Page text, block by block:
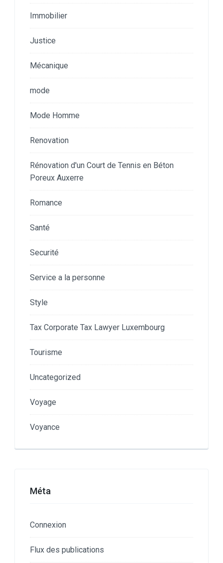
Immobilier
Justice
Mécanique
mode
Mode Homme
Renovation
Rénovation d'un Court de Tennis en Béton
Poreux Auxerre
Romance
Santé
Securité
Service a la personne
Style
Tax Corporate Tax Lawyer Luxembourg
Tourisme
Uncategorized
Voyage
Voyance
Méta
Connexion
Flux des publications